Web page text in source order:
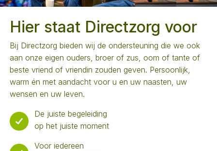
Hier staat Directzorg voor
Bij Directzorg bieden wij de ondersteuning die we ook
aan onze eigen ouders, broer of zus, oom of tante of
beste vriend of vriendin zouden geven. Persoonlijk,
warm én met aandacht voor u en uw naasten, uw
wensen en uw leven.
De juiste begeleiding
op het juiste moment
Voor iedereen